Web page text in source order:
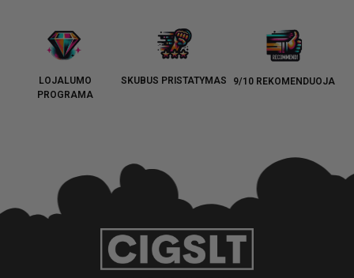
LOJALUMO
PROGRAMA
SKUBUS PRISTATYMAS 9/10 REKOMENDUOJA